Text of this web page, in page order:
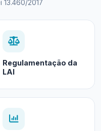
13.460/2017
Regulamentação da
LAI